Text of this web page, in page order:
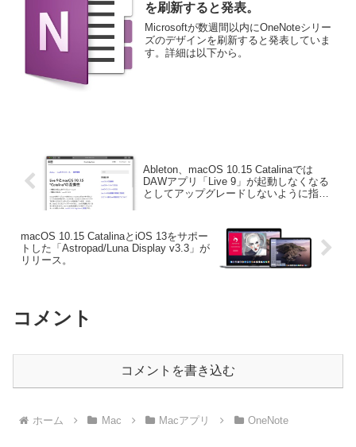
を刷新すると発表。
Microsoftが数週間以内にOneNoteシリー
ズのデザインを刷新すると発表していま
す。詳細は以下から。
Ableton、macOS 10.15 Catalinaでは
DAWアプリ「Live 9」が起動しなくなる
としてアップグレードしないように指
macOS 10.15 CatalinaとiOS 13をサポー
トした「Astropad/Luna Display v3.3」が
リリース。
コメント
コメントを書き込む
ホーム Mac Macアプリ OneNote